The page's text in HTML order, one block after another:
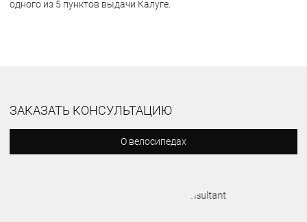
одного из 5 пунктов выдачи Калуге.
ЗАКАЗАТЬ КОНСУЛЬТАЦИЮ
О велосипедах